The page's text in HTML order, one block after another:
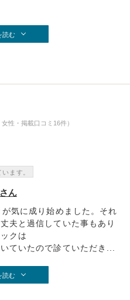
読む
性・掲載口コミ16件）
ます。
ん
気に成り始めました。それ
夫と過信していた事もあり
クは
ていたので診ていただき...
読む